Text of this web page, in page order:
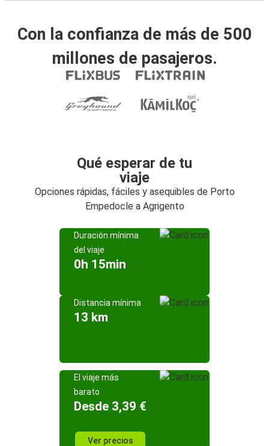
Con la confianza de más de 500
millones de pasajeros.
Qué esperar de tu
viaje
Opciones rápidas, fáciles y asequibles de Porto
Empedocle a Agrigento
Duración mínima
del viaje
0h 15min
Distancia mínima
13 km
El viaje más
barato
Desde 3,39 €
Ver precios